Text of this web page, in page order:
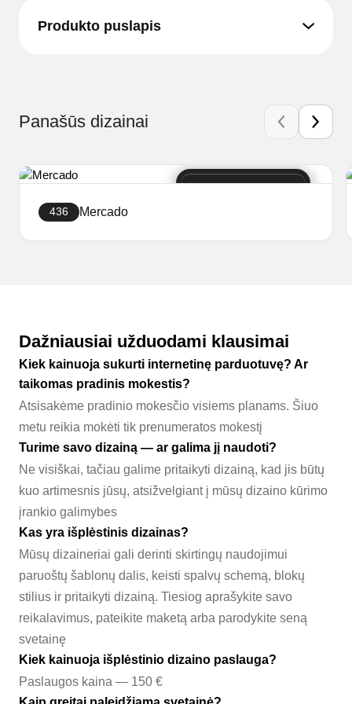
Produkto puslapis
Panašūs dizainai
436 Mercado
Dažniausiai užduodami klausimai
Kiek kainuoja sukurti internetinę parduotuvę? Ar
taikomas pradinis mokestis?
Atsisakėme pradinio mokesčio visiems planams. Šiuo
metu reikia mokėti tik prenumeratos mokestį
Turime savo dizainą — ar galima jį naudoti?
Ne visiškai, tačiau galime pritaikyti dizainą, kad jis būtų
kuo artimesnis jūsų, atsižvelgiant į mūsų dizaino kūrimo
įrankio galimybes
Kas yra išplėstinis dizainas?
Mūsų dizaineriai gali derinti skirtingų naudojimui
paruoštų šablonų dalis, keisti spalvų schemą, blokų
stilius ir pritaikyti dizainą. Tiesiog aprašykite savo
reikalavimus, pateikite maketą arba parodykite seną
svetainę
Kiek kainuoja išplėstinio dizaino paslauga?
Paslaugos kaina — 150 €